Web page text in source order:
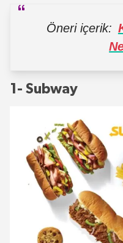
Öneri içerik:
1- Subway